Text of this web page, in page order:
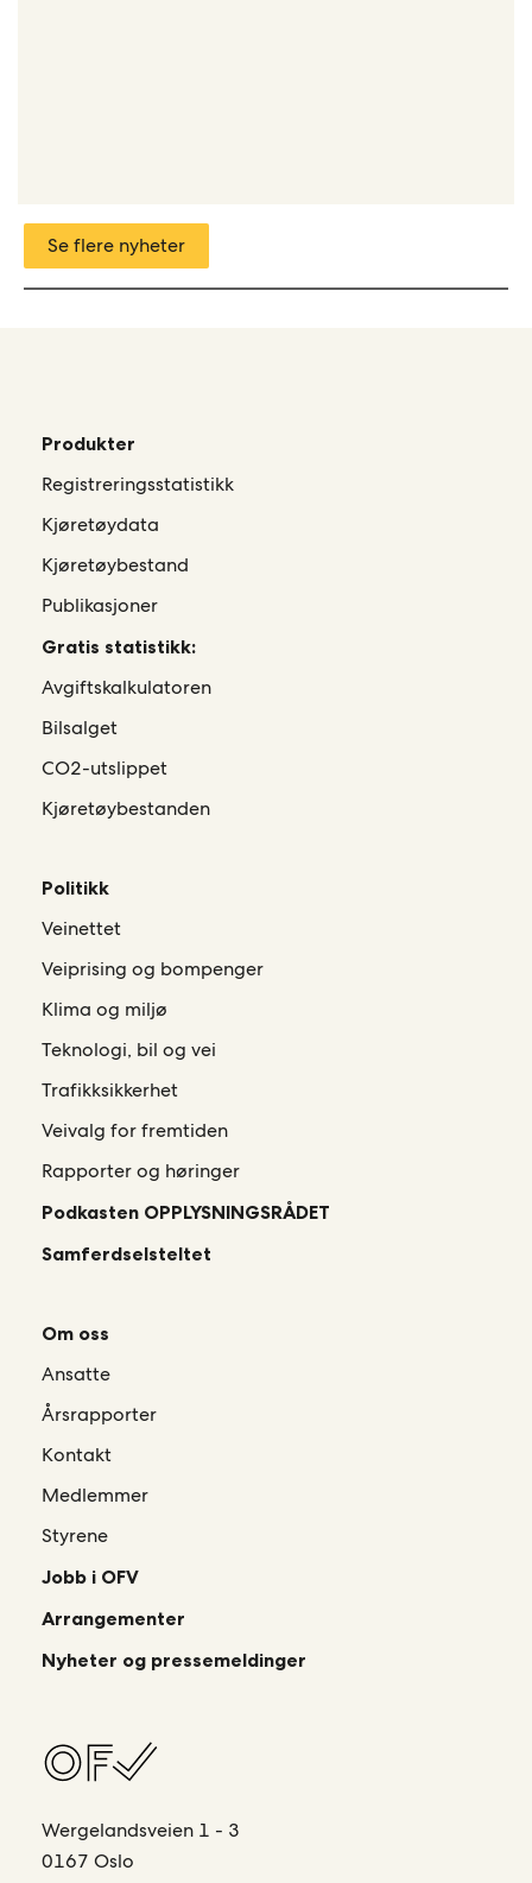
Se flere nyheter
Produkter
Registreringsstatistikk
Kjøretøydata
Kjøretøybestand
Publikasjoner
Gratis statistikk:
Avgiftskalkulatoren
Bilsalget
CO2-utslippet
Kjøretøybestanden
Politikk
Veinettet
Veiprising og bompenger
Klima og miljø
Teknologi, bil og vei
Trafikksikkerhet
Veivalg for fremtiden
Rapporter og høringer
Podkasten OPPLYSNINGSRÅDET
Samferdselsteltet
Om oss
Ansatte
Årsrapporter
Kontakt
Medlemmer
Styrene
Jobb i OFV
Arrangementer
Nyheter og pressemeldinger
Wergelandsveien 1 - 3
0167 Oslo